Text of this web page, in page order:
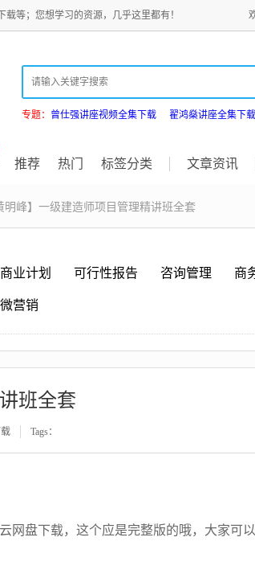
等；您想学习的资源，几乎这里都有！
专题： 曾仕强讲座视频全集下载 翟鸿燊讲座全集下载
推荐 热门 标签分类 文章资讯
明峰】一级建造师项目管理精讲班全套
商业计划 可行性报告 咨询管理 商
微营销
班全套
Tags：
网盘下载，这个应是完整版的哦，大家可